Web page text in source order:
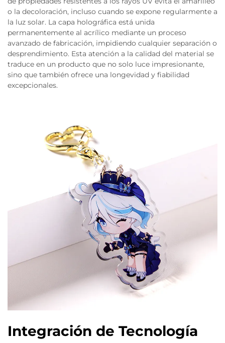
o la decoloración, incluso cuando se expone regularmente a
la luz solar. La capa holográfica está unida
permanentemente al acrílico mediante un proceso
avanzado de fabricación, impidiendo cualquier separación o
desprendimiento. Esta atención a la calidad del material se
traduce en un producto que no solo luce impresionante,
sino que también ofrece una longevidad y fiabilidad
excepcionales.
Integración de Tecnología